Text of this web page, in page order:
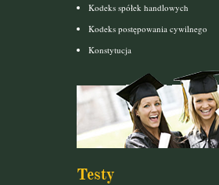
Kodeks spółek handlowych
Kodeks postępowania cywilnego
Konstytucja
Testy